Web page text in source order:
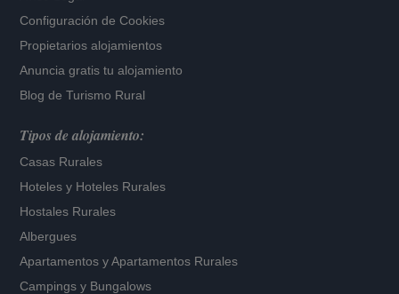
Configuración de Cookies
Propietarios alojamientos
Anuncia gratis tu alojamiento
Blog de Turismo Rural
Tipos de alojamiento:
Casas Rurales
Hoteles y Hoteles Rurales
Hostales Rurales
Albergues
Apartamentos yApartamentos Rurales
Campings y Bungalows